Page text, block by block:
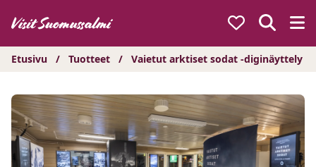
sisältöön
Etusivu / Tuotteet / Vaietut arktiset sodat -diginäyttely